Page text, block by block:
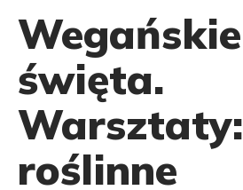
Wegańskie
święta.
Warsztaty:
roślinne